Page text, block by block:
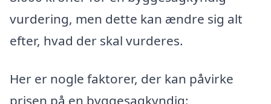
vurdering, men dette kan ændre sig alt
efter, hvad der skal vurderes.
Her er nogle faktorer, der kan påvirke